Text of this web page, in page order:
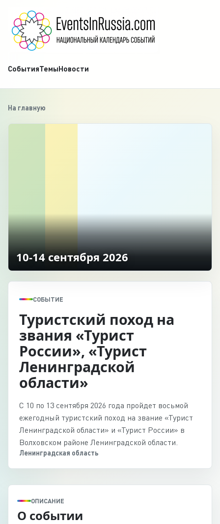
СобытияТемыНовости
На главную
10-14 сентября 2026
СОБЫТИЕ
Туристский поход на
звания «Турист
России», «Турист
Ленинградской
области»
С 10 по 13 сентября 2026 года пройдет восьмой
ежегодный туристский поход на звание «Турист
Ленинградской области» и «Турист России» в
Волховском районе Ленинградской области.
Ленинградская область
ОПИСАНИЕ
О событии